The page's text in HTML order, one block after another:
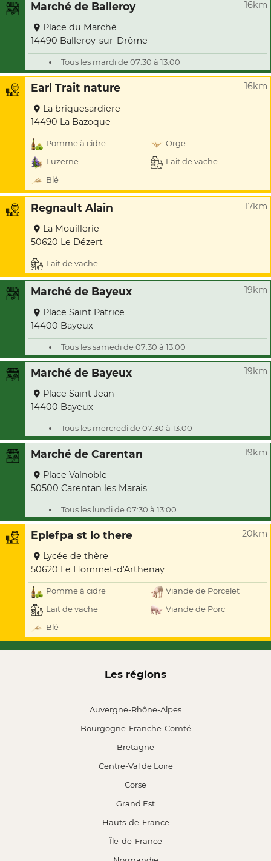
Marché de Balleroy 16km
Place du Marché
14490 Balleroy-sur-Drôme
Tous les mardi de 07:30 à 13:00
Earl Trait nature 16km
La briquesardiere
14490 La Bazoque
Pomme à cidre
Orge
Luzerne
Lait de vache
Blé
Regnault Alain 17km
La Mouillerie
50620 Le Dézert
Lait de vache
Marché de Bayeux 19km
Place Saint Patrice
14400 Bayeux
Tous les samedi de 07:30 à 13:00
Marché de Bayeux 19km
Place Saint Jean
14400 Bayeux
Tous les mercredi de 07:30 à 13:00
Marché de Carentan 19km
Place Valnoble
50500 Carentan les Marais
Tous les lundi de 07:30 à 13:00
Eplefpa st lo there 20km
Lycée de thère
50620 Le Hommet-d'Arthenay
Pomme à cidre
Viande de Porcelet
Lait de vache
Viande de Porc
Blé
Les régions
Auvergne-Rhône-Alpes
Bourgogne-Franche-Comté
Bretagne
Centre-Val de Loire
Corse
Grand Est
Hauts-de-France
Île-de-France